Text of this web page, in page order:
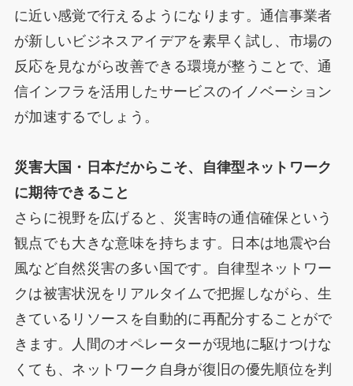
に近い感覚で行えるようになります。通信事業者
が新しいビジネスアイデアを素早く試し、市場の
反応を見ながら改善できる環境が整うことで、通
信インフラを活用したサービスのイノベーション
が加速するでしょう。
災害大国・日本だからこそ、自律型ネットワーク
に期待できること
さらに視野を広げると、災害時の通信確保という
観点でも大きな意味を持ちます。日本は地震や台
風など自然災害の多い国です。自律型ネットワー
クは被害状況をリアルタイムで把握しながら、生
きているリソースを自動的に再配分することがで
きます。人間のオペレーターが現地に駆けつけな
くても、ネットワーク自身が復旧の優先順位を判